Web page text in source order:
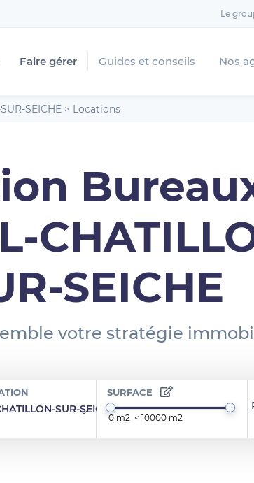
Le
Faire gérer Guides et conseils Nos
SEICHE > Locations
SEICHE
votre stratégie
SUR-SEICHE 35230
SURFACE